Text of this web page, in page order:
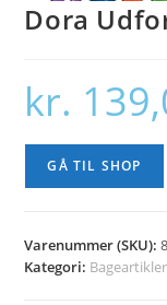
Dora
kr.
GÅ TIL SHOP
Varenummer (SKU):
Kategori: Bageartikler